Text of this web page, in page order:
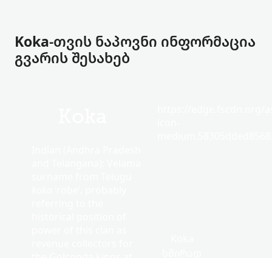
Koka-თვის ნაპოვნი ინფორმაცია
გვარის შესახებ